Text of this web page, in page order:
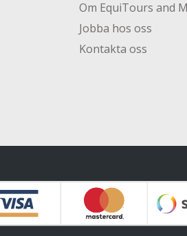
Om EquiTours and
Jobba hos oss
Kontakta oss